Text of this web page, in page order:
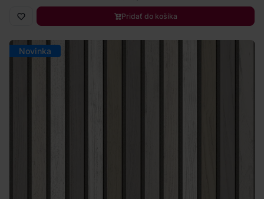
Pridať do košíka
Novinka